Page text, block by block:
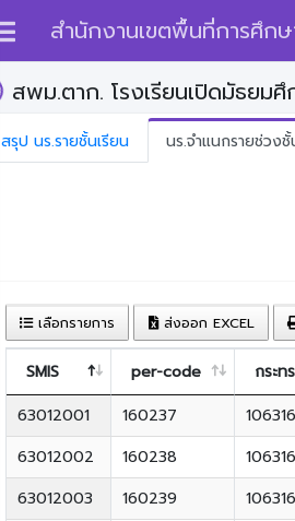
สำนักงานเขตพื้นที่การศึก
สพม.ตาก. โรงเรียนเปิดมัธยม
สรุป นร.รายชั้นเรียน นร.จำแนกรายช่วงชั้
เลือกรายการ ส่งออก EXCEL
SMIS per-code กระท
63012001
160237
63012002
160238
63012003
160239